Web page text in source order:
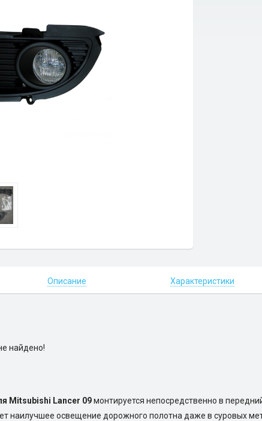
Описание Характеристики
найдено!
Mitsubishi Lanсer 09монтируется непосредственно в
наилучшее освещение дорожного полотна даже в суровых